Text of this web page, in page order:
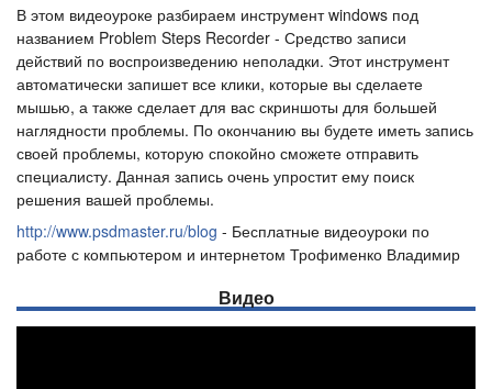
В этом видеоуроке разбираем инструмент windows под
названием Problem Steps Recorder - Средство записи
действий по воспроизведению неполадки. Этот инструмент
автоматически запишет все клики, которые вы сделаете
мышью, а также сделает для вас скриншоты для большей
наглядности проблемы. По окончанию вы будете иметь запись
своей проблемы, которую спокойно сможете отправить
специалисту. Данная запись очень упростит ему поиск
решения вашей проблемы.
http://www.psdmaster.ru/blog - Бесплатные видеоуроки по
работе с компьютером и интернетом Трофименко Владимир
Видео